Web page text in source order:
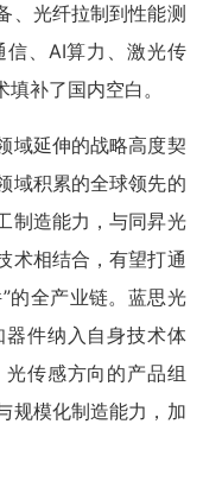
、光纤拉制到性能测
、AI算力、激光传
补了国内空白。
域延伸的战略高度契
域积累的全球领先的
制造能力，与同昇光
术相结合，有望打通
的全产业链。蓝思光
件纳入自身技术体
传感方向的产品组
规模化制造能力，加